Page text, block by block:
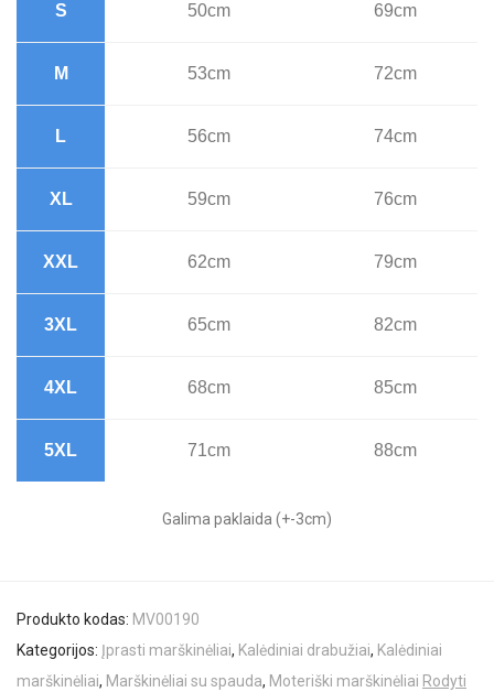
S 50cm 69cm
M 53cm 72cm
L 56cm 74cm
XL 59cm 76cm
XXL 62cm 79cm
3XL 65cm 82cm
4XL 68cm 85cm
5XL 71cm 88cm
Galima paklaida (+-3cm)
Produkto kodas: MV00190
Kategorijos: Įprasti marškinėliai, Kalėdiniai drabužiai, Kalėdiniai
marškinėliai, Marškinėliai su spauda, Moteriški marškinėliai Rodyti